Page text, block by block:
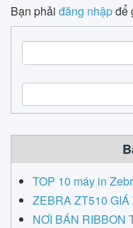
Bạn phải đăng nhậpđể
TOP 10 máy in
ZEBRA ZT510 GIÁ
NƠI BÁN RIBBON